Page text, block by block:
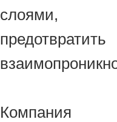
Компания